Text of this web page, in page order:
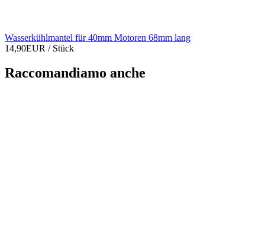
Wasserkühlmantel für 40mm Motoren 68mm lang
14,90EUR / Stück
Raccomandiamo anche